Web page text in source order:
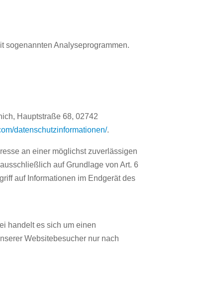
sogenannten Analyseprogrammen.
Hauptstraße 68, 02742
datenschutzinformationen/.
an einer möglichst zuverlässigen
auf Grundlage von Art. 6
auf Informationen im Endgerät des
handelt es sich um einen
Websitebesucher nur nach